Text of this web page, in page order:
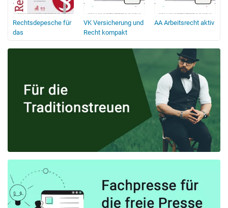
Rechtsdepesche für
das
VK Versicherung und
Recht kompakt
AA Arbeitsrecht aktiv